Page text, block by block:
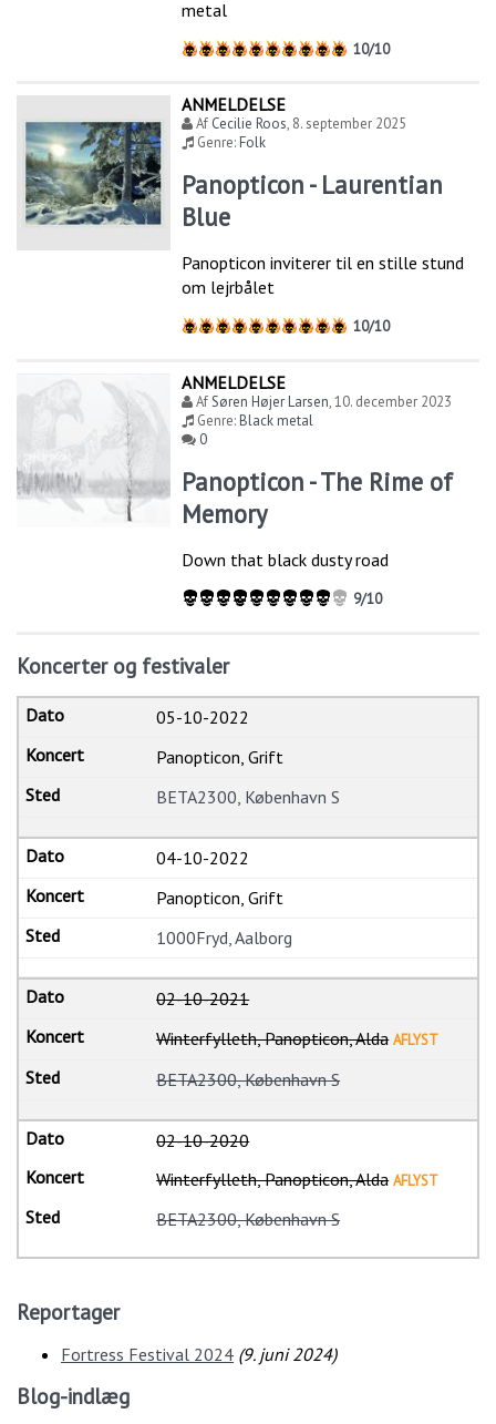
metal
10/10
ANMELDELSE
Af Cecilie Roos, 8. september 2025
Genre:Folk
Panopticon - Laurentian
Blue
Panopticon inviterer til en stille stund
om lejrbålet
10/10
ANMELDELSE
AfSøren Højer Larsen,10. december 2023
Genre:Black metal
0
Panopticon - The Rime of
Memory
Down that black dusty road
9/10
Koncerter og festivaler
05-10-2022
Panopticon, Grift
BETA2300, København S
04-10-2022
Panopticon, Grift
1000Fryd, Aalborg
02-10-2021
Winterfylleth, Panopticon, Alda AFLYST
BETA2300, København S
02-10-2020
Winterfylleth, Panopticon, Alda AFLYST
BETA2300, København S
Reportager
Fortress Festival 2024 (9. juni 2024)
Blog-indlæg